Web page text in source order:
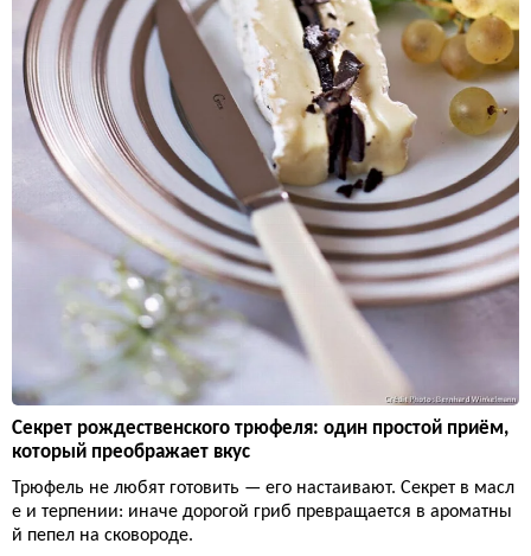
Секрет рождественского трюфеля: один простой приём,
который преображает вкус
Трюфель не любят готовить — его настаивают. Секрет в масл
е и терпении: иначе дорогой гриб превращается в ароматны
й пепел на сковороде.